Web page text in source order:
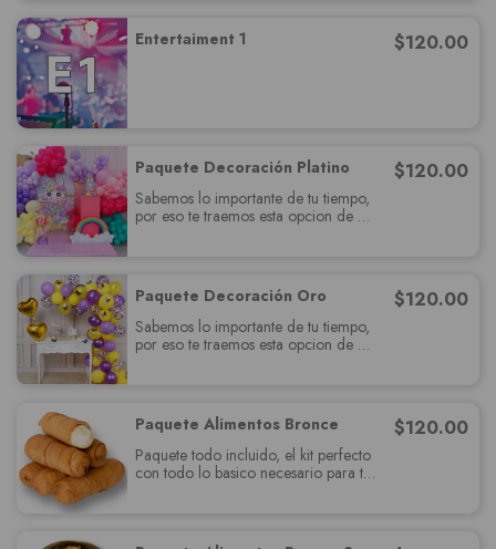
Entertaiment 1
$120.00
Paquete Decoración Platino $120.00
Sabemos lo importante de tu tiempo,
por eso te traemos esta opcion de
Paquete Decoración Oro
$120.00
Sabemos lo importante de tu tiempo,
por eso te traemos esta opcion de
Paquete Alimentos Bronce
$120.00
Paquete todo incluido, el kit perfecto
con todo lo basico necesario para tu